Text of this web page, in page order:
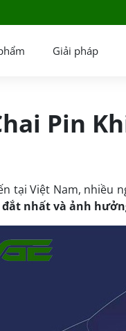
Giải pháp
Pin
tại Việt Nam, nhiều
nhất và ảnh